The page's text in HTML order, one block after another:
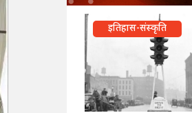
इतिहास-संस्कृति